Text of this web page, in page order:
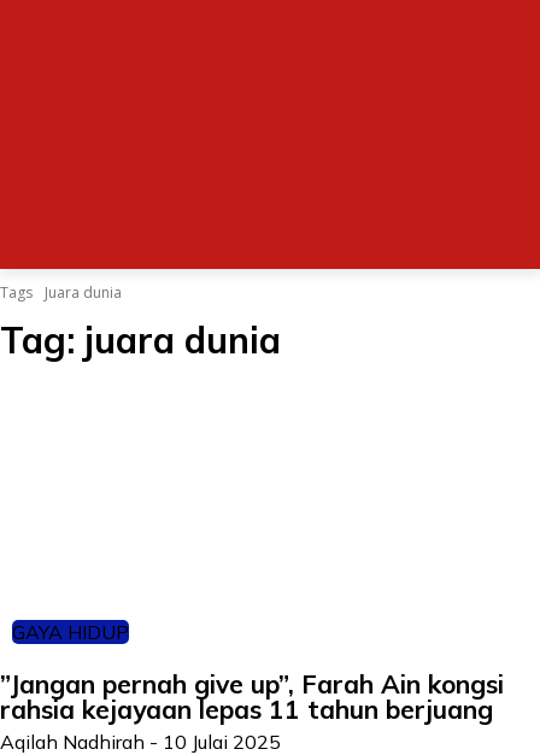
Tags Juara dunia
Tag: juara dunia
GAYA HIDUP
”Jangan pernah give up”, Farah Ain kongsi
rahsia kejayaan lepas 11 tahun berjuang
Aqilah Nadhirah - 10 Julai 2025